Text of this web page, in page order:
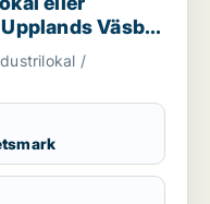
Väsby,
m.fl.
/